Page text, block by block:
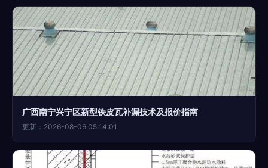
广西南宁兴宁区新型铁皮瓦补漏技术及报价指南
更新：2026-08-06 05:14:01